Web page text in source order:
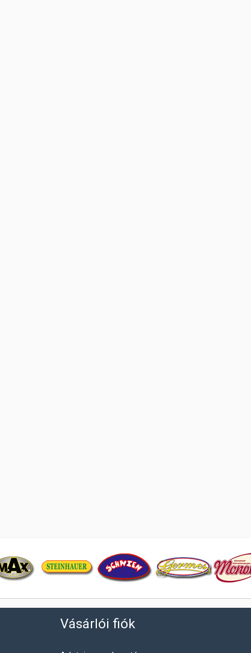
Vásárlói fiók